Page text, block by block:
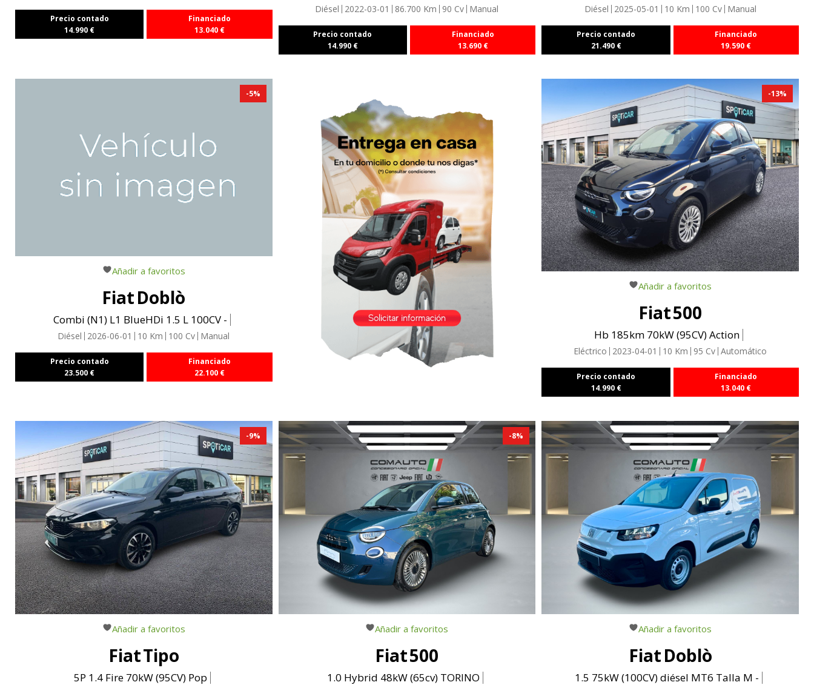
Precio contado
14.990 €
Financiado
13.040 €
Diésel 2022-03-01 86.700 Km 90 Cv Manual
Precio contado
14.990€
Financiado
13.690€
Diésel 2025-05-01 10 Km 100 Cv Manual
Precio contado
21.490€
Financiado
19.590 €
-5%
Añadir a favoritos
FiatDoblò
Combi (N1) L1 BlueHDi 1.5 L 100CV -
Diésel 2026-06-01 10 Km 100 Cv Manual
Precio contado
23.500 €
Financiado
22.100 €
-13%
Añadir a favoritos
Fiat500
Hb 185km 70kW (95CV) Action
Eléctrico 2023-04-01 10 Km 95 Cv Automático
Precio contado
14.990€
Financiado
13.040 €
-9%
Añadir a favoritos
FiatTipo
5P 1.4 Fire 70kW (95CV) Pop
-8%
Añadir a favoritos
Fiat500
1.0 Hybrid 48kW (65cv) TORINO
Añadir a favoritos
FiatDoblò
1.5 75kW (100CV) diésel MT6 Talla M -